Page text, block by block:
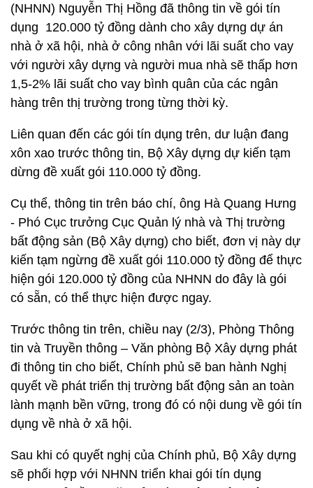
(NHNN) Nguyễn Thị Hồng đã thông tin về gói tín
dụng 120.000 tỷ đồng dành cho xây dựng dự án
nhà ở xã hội, nhà ở công nhân với lãi suất cho vay
với người xây dựng và người mua nhà sẽ thấp hơn
1,5-2% lãi suất cho vay bình quân của các ngân
hàng trên thị trường trong từng thời kỳ.
Liên quan đến các gói tín dụng trên, dư luận đang
xôn xao trước thông tin, Bộ Xây dựng dự kiến tạm
dừng đề xuất gói 110.000 tỷ đồng.
Cụ thể, thông tin trên báo chí, ông Hà Quang Hưng
- Phó Cục trưởng Cục Quản lý nhà và Thị trường
bất động sản (Bộ Xây dựng) cho biết, đơn vị này dự
kiến tạm ngừng đề xuất gói 110.000 tỷ đồng để thực
hiện gói 120.000 tỷ đồng của NHNN do đây là gói
có sẵn, có thể thực hiện được ngay.
Trước thông tin trên, chiều nay (2/3), Phòng Thông
tin và Truyền thông – Văn phòng Bộ Xây dựng phát
đi thông tin cho biết, Chính phủ sẽ ban hành Nghị
quyết về phát triển thị trường bất động sản an toàn
lành mạnh bền vững, trong đó có nội dung về gói tín
dụng về nhà ở xã hội.
Sau khi có quyết nghị của Chính phủ, Bộ Xây dựng
sẽ phối hợp với NHNN triển khai gói tín dụng